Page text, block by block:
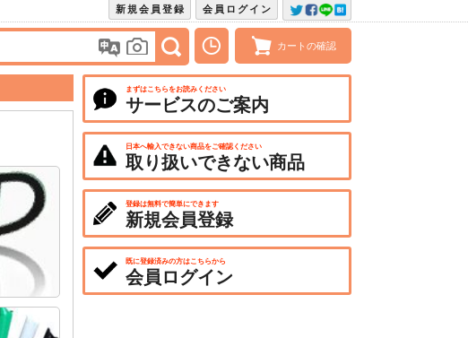
会員ログイン
新規会員登録
カートの確認
まずはこちらをお読みください
サービスのご案内
日本へ輸入できない商品をご確認ください
取り扱いできない商品
登録は無料で簡単にできます
新規会員登録
既に登録済みの方はこちらから
会員ログイン